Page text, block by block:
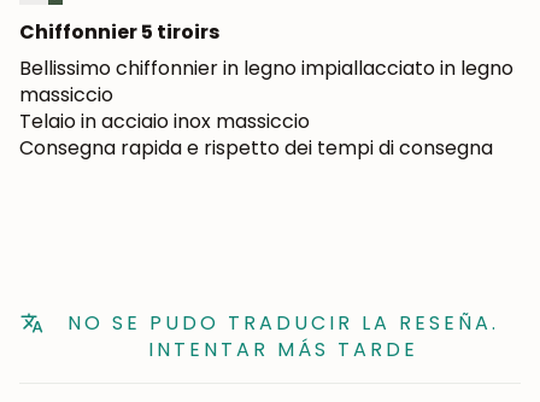
Chiffonnier 5 tiroirs
Bellissimo chiffonnier in legno impiallacciato in legno
massiccio
Telaio in acciaio inox massiccio
Consegna rapida e rispetto dei tempi di consegna
NO SE PUDO TRADUCIR LA RESEÑA.
INTENTAR MÁS TARDE